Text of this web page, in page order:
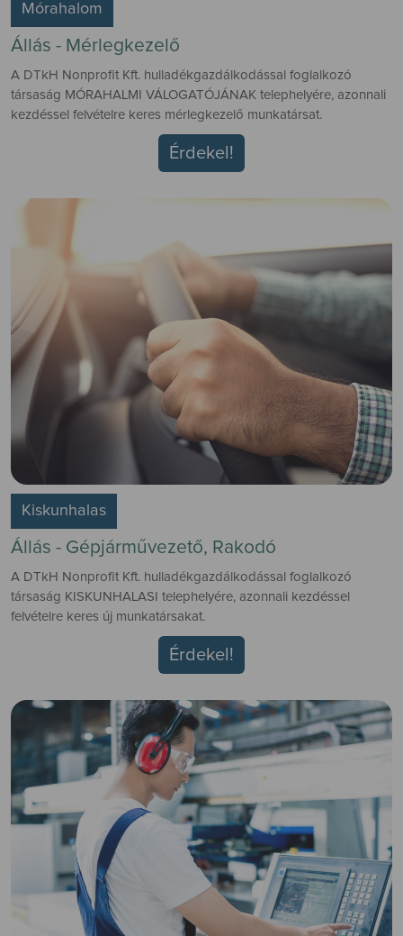
Mórahalom
Állás - Mérlegkezelő
A DTkH Nonprofit Kft. hulladékgazdálkodással foglalkozó
társaság MÓRAHALMI VÁLOGATÓJÁNAK telephelyére, azonnali
kezdéssel felvételre keres mérlegkezelő munkatársat.
Érdekel!
Kiskunhalas
Állás - Gépjárművezető, Rakodó
A DTkH Nonprofit Kft. hulladékgazdálkodással foglalkozó
társaság KISKUNHALASI telephelyére, azonnali kezdéssel
felvételre keres új munkatársakat.
Érdekel!